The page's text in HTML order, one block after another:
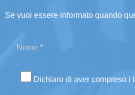
Se vuoi essere informato quando
Dichiaro di aver compreso i